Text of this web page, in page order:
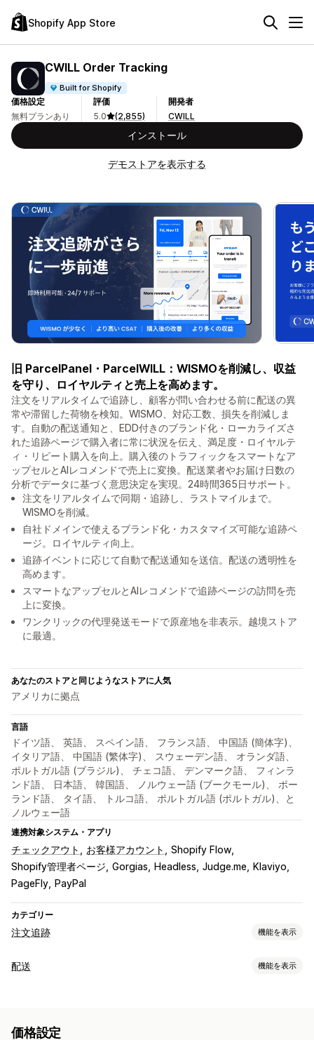
Shopify App Store
CWILL Order Tracking
Built for Shopify
価格設定
無料プランあり
評価
5.0
(2,855)
開発者
CWILL
インストール
デモストアを表示する
旧 ParcelPanel・ParcelWILL：WISMOを削減し、収益
を守り、ロイヤルティと売上を高めます。
注文をリアルタイムで追跡し、顧客が問い合わせる前に配送の異
常や滞留した荷物を検知。WISMO、対応工数、損失を削減しま
す。自動の配送通知と、EDD付きのブランド化・ローカライズさ
れた追跡ページで購入者に常に状況を伝え、満足度・ロイヤルテ
ィ・リピート購入を向上。購入後のトラフィックをスマートなア
ップセルとAIレコメンドで売上に変換。配送業者やお届け日数の
分析でデータに基づく意思決定を実現。24時間365日サポート。
注文をリアルタイムで同期・追跡し、ラストマイルまで。
WISMOを削減。
自社ドメインで使えるブランド化・カスタマイズ可能な追跡ペ
ージ。ロイヤルティ向上。
追跡イベントに応じて自動で配送通知を送信。配送の透明性を
高めます。
スマートなアップセルとAIレコメンドで追跡ページの訪問を売
上に変換。
ワンクリックの代理発送モードで原産地を非表示。越境ストア
に最適。
あなたのストアと同じようなストアに人気
アメリカに拠点
言語
ドイツ語、 英語、 スペイン語、 フランス語、 中国語 (簡体字)、
イタリア語、 中国語 (繁体字)、 スウェーデン語、 オランダ語、
ポルトガル語 (ブラジル)、 チェコ語、 デンマーク語、 フィンラ
ンド語、 日本語、 韓国語、 ノルウェー語 (ブークモール)、 ポー
ランド語、 タイ語、 トルコ語、 ポルトガル語 (ポルトガル)、と
ノルウェー語
連携対象システム・アプリ
チェックアウト お客様アカウント
Shopify Flow
Shopify管理者ページ Gorgias Headless Judge.me
Klaviyo
PageFly
PayPal
カテゴリー
注文追跡 機能を表示
追跡
配送業者のマスキング
配送 機能を表示
価格設定